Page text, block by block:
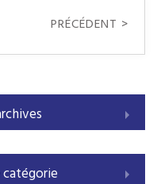
PRÉCÉDENT >